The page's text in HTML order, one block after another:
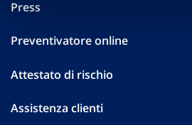
Press
Preventivatore online
Attestato di rischio
Assistenza clienti